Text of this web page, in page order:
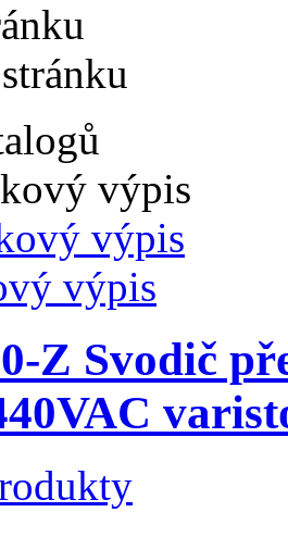
výpis
výpis
výpis
Z Svodič